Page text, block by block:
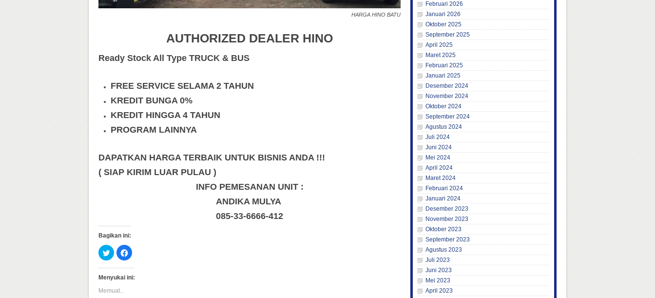
HARGA HINO BATU
AUTHORIZED DEALER HINO
Ready Stock All Type TRUCK & BUS
FREE SERVICE SELAMA 2 TAHUN
KREDIT BUNGA 0%
KREDIT HINGGA 4 TAHUN
PROGRAM LAINNYA
DAPATKAN HARGA TERBAIK UNTUK BISNIS ANDA !!!
( SIAP KIRIM LUAR PULAU )
INFO PEMESANAN UNIT :
ANDIKA MULYA
085-33-6666-412
Bagikan ini:
Klik
untuk
berbagi
pada
Twitter(Membuka
di
yang
Klik
untuk
di
Facebook(Membuka
di
Menyukai ini:
Memuat...
Februari 2026
Januari 2026
Oktober 2025
September 2025
April 2025
Maret 2025
Februari 2025
Januari 2025
Desember 2024
November 2024
Oktober 2024
September 2024
Agustus 2024
Juli 2024
Juni 2024
Mei 2024
April 2024
Maret 2024
Februari 2024
Januari 2024
Desember 2023
November 2023
Oktober 2023
September 2023
Agustus 2023
Juli 2023
Juni 2023
Mei 2023
April 2023